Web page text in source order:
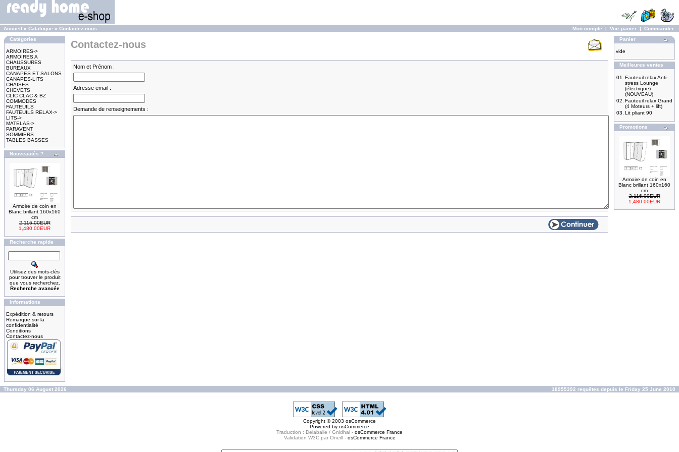
Accueil » Catalogue » Contactez-nous Mon compte | Voir panier | Commander
Catégories
ARMOIRES->
ARMOIRES A
CHAUSSURES
BUREAUX
CANAPES ET SALONS
CANAPES-LITS
CHAISES
CHEVETS
CLIC CLAC & BZ
COMMODES
FAUTEUILS
FAUTEUILS RELAX->
LITS->
MATELAS->
PARAVENT
SOMMIERS
TABLES BASSES
Nouveautés ?
Armoire de coin en
Blanc brillant 160x160
cm
2,116.00EUR
1,480.00EUR
Recherche rapide
Utilisez des mots-clés
pour trouver le produit
que vous recherchez.
Recherche avancée
Informations
Expédition & retours
Remarque sur la
confidentialité
Conditions
Contactez-nous
Contactez-nous
Nom et Prénom :
Adresse email :
Demande de renseignements :
Panier
vide
Meilleures ventes
01.
Fauteuil relax Anti-
stress Lounge
(électrique)
(NOUVEAU)
02. Fauteuil relax Grand
(4 Moteurs + lift)
03. Lit pliant 90
Promotions
Armoire de coin en
Blanc brillant 160x160
cm
2,116.00EUR
1,480.00EUR
Thursday 06 August 2026 18955392 requêtes depuis le Friday 25 June 2010
Copyright © 2003 osCommerce
Powered by osCommerce
Traduction : Delaballe / Gnidhal - osCommerce France
Validation W3C par Oneill - osCommerce France